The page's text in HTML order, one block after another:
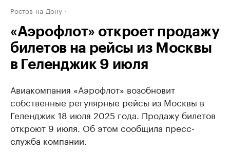
Ростов-на-Дону
«Аэрофлот» откроет продажу
билетов на рейсы из Москвы
в Геленджик 9 июля
Авиакомпания «Аэрофлот» возобновит
собственные регулярные рейсы из Москвы в
Геленджик 18 июля 2025 года. Продажу билетов
откроют 9 июля. Об этом сообщила пресс-
служба компании.